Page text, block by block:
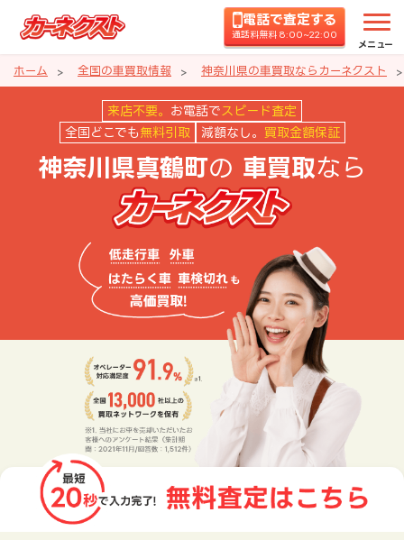
電話で査定する
通話料無料 8:00~22:00
メニュー
ホーム 全国の車買取情報 神奈川県の車買取ならカーネクスト
神奈川県真鶴町の車買取ならカ
来店不要。 お電話で スピード査定
全国どこでも 無料引取 減額なし。 買取金額保証
神奈川県真鶴町の 車買取なら